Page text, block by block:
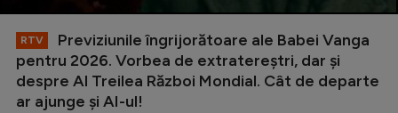
RTV
Previziunile îngrijorătoare ale Babei Vanga
pentru 2026. Vorbea de extratereștri, dar și
despre Al Treilea Război Mondial. Cât de departe
ar ajunge și AI-ul!